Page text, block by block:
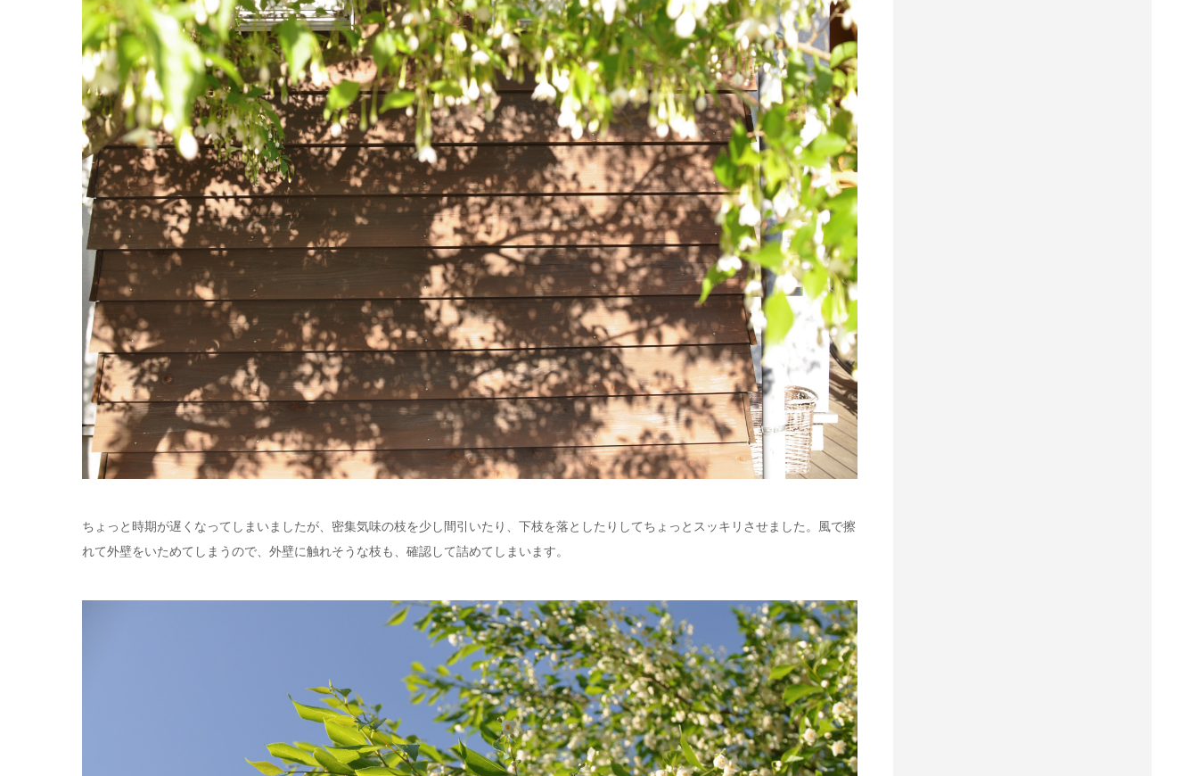
ちょっと時期が遅くなってしまいましたが、密集気味の枝を少し間引いたり、下枝を落としたりしてちょっとスッキリさせました。風で擦
れて外壁をいためてしまうので、外壁に触れそうな枝も、確認して詰めてしまいます。